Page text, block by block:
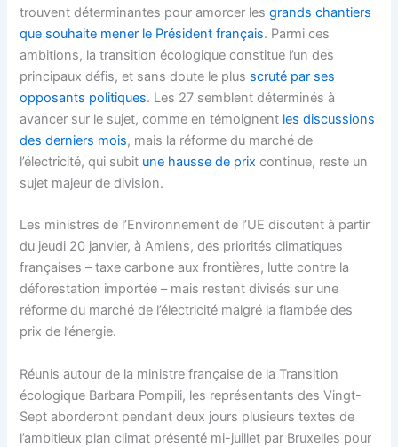
trouvent déterminantes pour amorcer lesgrands chantiers
que souhaite mener le Président français. Parmi ces
ambitions, la transition écologique constitue l’un des
principaux défis, et sans doute le plus scruté par ses
opposants politiques. Les 27 semblent déterminés à
avancer sur le sujet, comme en témoignent les discussions
des derniers mois, mais la réforme du marché de
l’électricité, qui subit une hausse de prix continue, reste un
sujet majeur de division.
Les ministres de l’Environnement de l’UE discutent à partir
du jeudi 20 janvier, à Amiens, des priorités climatiques
françaises – taxe carbone aux frontières, lutte contre la
déforestation importée – mais restent divisés sur une
réforme du marché de l’électricité malgré la flambée des
prix de l’énergie.
Réunis autour de la ministre française de la Transition
écologique Barbara Pompili, les représentants des Vingt-
Sept aborderont pendant deux jours plusieurs textes de
l’ambitieux plan climat présenté mi-juillet par Bruxelles pour